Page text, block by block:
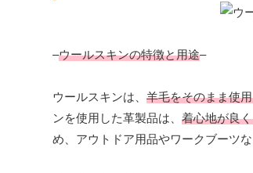
–ウールスキンの特徴と用途–
ウールスキンは、 羊毛をそのまま使
ンを使用した革製品は、 着心地が良
め、アウトドア用品やワークブーツ